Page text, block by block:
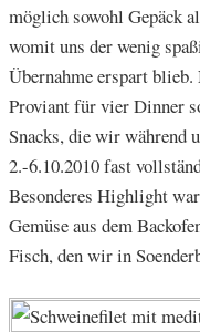
möglich sowohl Gepäck
womit uns der wenig
Übernahme erspart
Proviant für vier Dinner
Snacks, die wir während
2.-6.10.2010 fast
Besonderes Highlight
Gemüse aus dem
Fisch, den wir in